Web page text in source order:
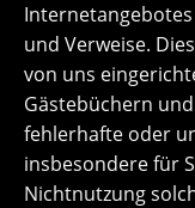
und Verweise.
von uns
Gästebüchern
fehlerhafte oder
insbesondere für
Nichtnutzung